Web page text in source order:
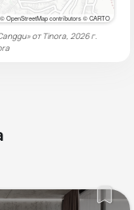
© OpenStreetMap contributors © CARTO
от Tinora, 2026 г.